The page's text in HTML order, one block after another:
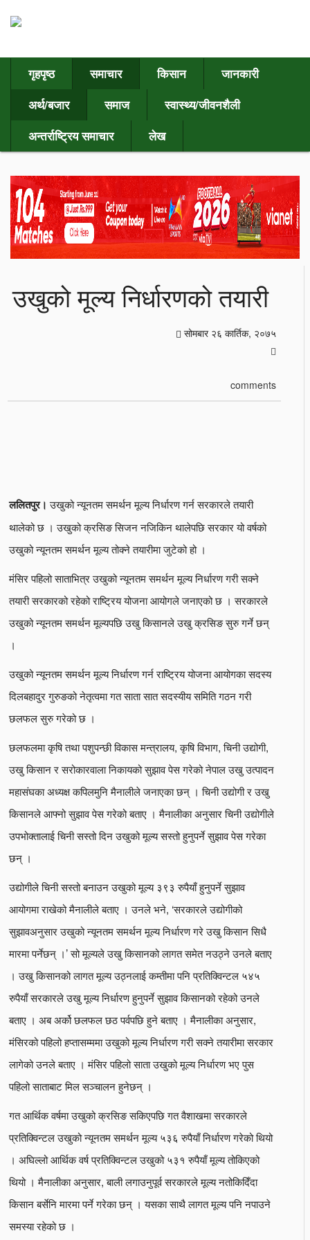
गृहपृष्ठ समाचार किसान
जानकारी
अर्थ/बजार
समाज
स्वास्थ्य/जीवनशैली
अन्तर्राष्ट्रिय समाचार
लेख
उखुको मूल्य निर्धारणको तयारी
सोमबार २६ कार्तिक, २०७५
comments
ललितपुर। उखुको न्यूनतम समर्थन मूल्य निर्धारण गर्न सरकारले तयारी
थालेको छ । उखुको क्रसिङ सिजन नजिकिन थालेपछि सरकार यो वर्षको
उखुको न्यूनतम समर्थन मूल्य तोक्ने तयारीमा जुटेको हो ।
मंसिर पहिलो साताभित्र उखुको न्यूनतम समर्थन मूल्य निर्धारण गरी सक्ने
तयारी सरकारको रहेको राष्ट्रिय योजना आयोगले जनाएको छ । सरकारले
उखुको न्यूनतम समर्थन मूल्यपछि उखु किसानले उखु क्रसिङ सुरु गर्ने छन्
।
उखुको न्यूनतम समर्थन मूल्य निर्धारण गर्न राष्ट्रिय योजना आयोगका सदस्य
दिलबहादुर गुरुङको नेतृत्वमा गत साता सात सदस्यीय समिति गठन गरी
छलफल सुरु गरेको छ ।
छलफलमा कृषि तथा पशुपन्छी विकास मन्त्रालय, कृषि विभाग, चिनी उद्योगी,
उखु किसान र सरोकारवाला निकायको सुझाव पेस गरेको नेपाल उखु उत्पादन
महासंघका अध्यक्ष कपिलमुनि मैनालीले जनाएका छन् । चिनी उद्योगी र उखु
किसानले आफ्नो सुझाव पेस गरेको बताए । मैनालीका अनुसार चिनी उद्योगीले
उपभोक्तालाई चिनी सस्तो दिन उखुको मूल्य सस्तो हुनुपर्ने सुझाव पेस गरेका
छन् ।
उद्योगीले चिनी सस्तो बनाउन उखुको मूल्य ३९३ रुपैयाँ हुनुपर्ने सुझाव
आयोगमा राखेको मैनालीले बताए । उनले भने, ‘सरकारले उद्योगीको
सुझावअनुसार उखुको न्यूनतम समर्थन मूल्य निर्धारण गरे उखु किसान सिधै
मारमा पर्नेछन् ।’ सो मूल्यले उखु किसानको लागत समेत नउठ्ने उनले बताए
। उखु किसानको लागत मूल्य उठ्नलाई कम्तीमा पनि प्रतिक्विन्टल ५४५
रुपैयाँ सरकारले उखु मूल्य निर्धारण हुनुपर्ने सुझाव किसानको रहेको उनले
बताए । अब अर्को छलफल छठ पर्वपछि हुने बताए । मैनालीका अनुसार,
मंसिरको पहिलो हप्तासम्ममा उखुको मूल्य निर्धारण गरी सक्ने तयारीमा सरकार
लागेको उनले बताए । मंसिर पहिलो साता उखुको मूल्य निर्धारण भए पुस
पहिलो साताबाट मिल सञ्चालन हुनेछन् ।
गत आर्थिक वर्षमा उखुको क्रसिङ सकिएपछि गत वैशाखमा सरकारले
प्रतिक्विन्टल उखुको न्यूनतम समर्थन मूल्य ५३६ रुपैयाँ निर्धारण गरेको थियो
। अघिल्लो आर्थिक वर्ष प्रतिक्विन्टल उखुको ५३१ रुपैयाँ मूल्य तोकिएको
थियो । मैनालीका अनुसार, बाली लगाउनुपूर्व सरकारले मूल्य नतोकिदिँदा
किसान बर्सेनि मारमा पर्ने गरेका छन् । यसका साथै लागत मूल्य पनि नपाउने
समस्या रहेको छ ।